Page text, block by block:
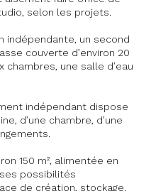
selon les projets.
indépendante, un second
couverte d’environ 20
chambres, une salle d’eau
indépendant dispose
d’une chambre, d’une
150 m², alimentée en
possibilités
de création, stockage.